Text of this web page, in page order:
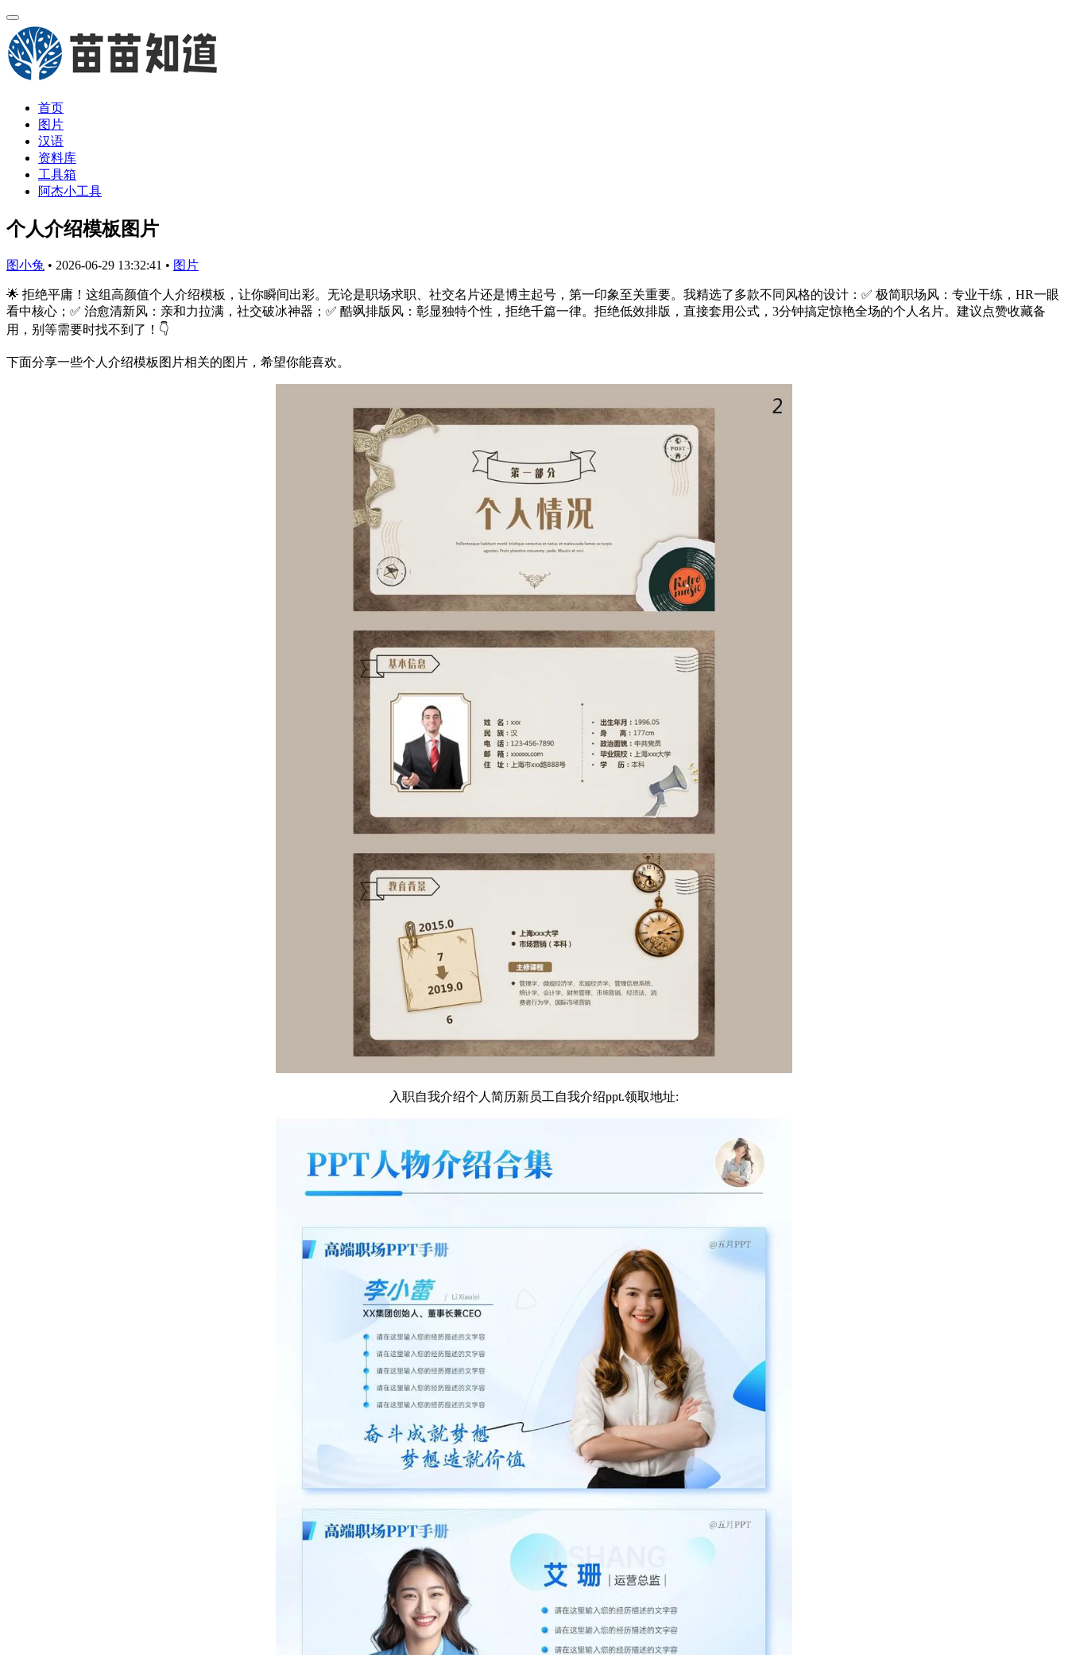
首页
图片
汉语
资料库
工具箱
阿杰小工具
个人介绍模板图片
图小兔 • 2026-06-29 13:32:41 • 图片
🌟 拒绝平庸！这组高颜值个人介绍模板，让你瞬间出彩。无论是职场求职、社交名片还是博主起号，第一印象至关重要。我精选了多款不同风格的设计：✅ 极简职场风：专业干练，HR一眼
看中核心；✅ 治愈清新风：亲和力拉满，社交破冰神器；✅ 酷飒排版风：彰显独特个性，拒绝千篇一律。拒绝低效排版，直接套用公式，3分钟搞定惊艳全场的个人名片。建议点赞收藏备
用，别等需要时找不到了！👇
下面分享一些个人介绍模板图片相关的图片，希望你能喜欢。
入职自我介绍个人简历新员工自我介绍ppt.领取地址: